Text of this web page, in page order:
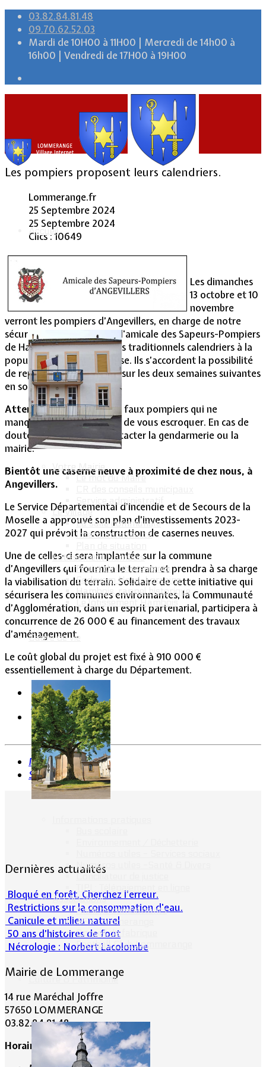
03.82.84.81.48
09.70.62.52.03
Mardi de 10H00 à 11H00 | Mercredi de 14h00 à
16h00 | Vendredi de 17H00 à 19H00
Accueil
Vie Municipale
Votre Mairie
Le mot du Maire
Service administratif
Le Village
La salle communale
Intercommunalité
Lotissement Hambois
Projet de lotissements
Sodevam Nord-Lorraine
Hambois, rappel historique
Le lotissement Hambois
Cadre de vie
Numéros utiles -Santé & Divers
Conciliateur de justice
TIPI : Télépaiement en ligne
Associations
Anciens combattants
ASK Lommerange
Conseil de fabrique
Football Club Lommerange
Culture & Patrimoine
Les pompiers proposent leurs calendriers.
Lommerange.fr
25 Septembre 2024
25 Septembre 2024
Clics : 10649
Les dimanches
13 octobre et 10
novembre
verront les pompiers d’Angevillers, en charge de notre
sécurité et en accord avec l'amicale des Sapeurs-Pompiers
de Hayange, proposer leurs traditionnels calendriers à la
population lommerangeoise. Ils s’accordent la possibilité
de repasser dans le village sur les deux semaines suivantes
en soirée.
Attentionaux imposteurs faux pompiers qui ne
manqueront pas d’essayer de vous escroquer. En cas de
doute, n’hésitez pas à contacter la gendarmerie ou la
mairie.
Bientôt une caserne neuve à proximité de chez nous, à
Angevillers.
Le Service Départemental d’Incendie et de Secours de la
Moselle a approuvé son plan d’investissements 2023-
2027 qui prévoit la construction de casernes neuves.
Une de celles-ci sera implantée sur la commune
d’Angevillers qui fournira le terrain et prendra à sa charge
la viabilisation du terrain. Solidaire de cette initiative qui
sécurisera les communes environnantes, la Communauté
d’Agglomération, dans un esprit partenarial, participera à
concurrence de 26 000 € au financement des travaux
d’aménagement.
Le coût global du projet est fixé à 910 000 €
essentiellement à charge du Département.
Précédent
Suivant
Dernières actualités
Bloqué en forêt. Cherchez l’erreur.
Restrictions sur la consommation d'eau.
Canicule et milieu naturel
50 ans d’histoires de foot
Nécrologie : Norbert Lacolombe
Mairie de Lommerange
14 rue Maréchal Joffre
57650 LOMMERANGE
03.82.84.81.48
Horaire de la Mairie: